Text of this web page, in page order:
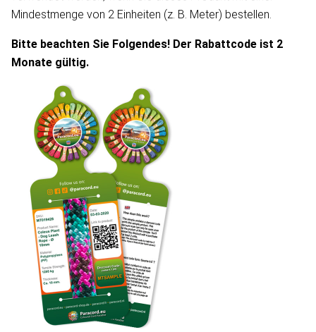
Mindestmenge von 2 Einheiten (z. B. Meter) bestellen.
Bitte beachten Sie Folgendes! Der Rabattcode ist 2
Monate gültig.